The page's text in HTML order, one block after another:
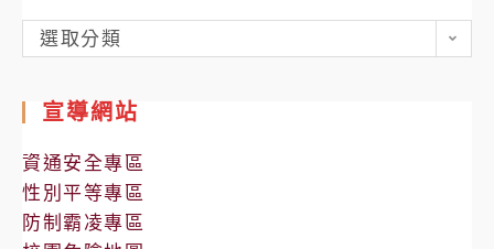
各
處
公
告
選取分類
宣導網站
資通安全專區
性別平等專區
防制霸凌專區